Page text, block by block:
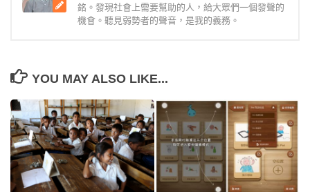
銘。發現社會上需要幫助的人，給大眾們一個發聲的
機會。聽見弱勢者的聲音，是我的義務。
YOU MAY ALSO LIKE...